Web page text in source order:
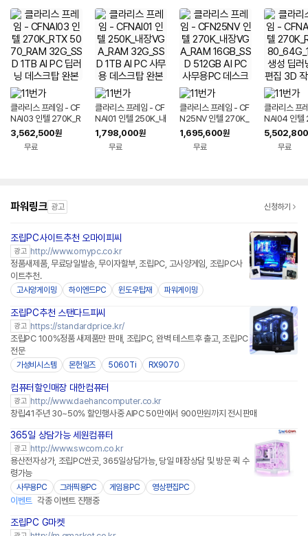
클라리스 프레임 - CF
NAI03 인텔 270K_R
TX 5070_RAM 32
G_SSD 1TB AI PC
딥러닝 데스크탑 완본
3,562,500원
무료
클라리스 프레임 - CF
NAI01 인텔 250K_내
장VGA_RAM 32G_
SSD 1TB AI PC 사무
용 데스크탑 완본체 조
1,798,000원
무료
클라리스 프레임 - CF
N25NV 인텔 270K_
내장VGA_RAM 16G
B_SSD 512GB AI P
C 사무용PC 데스크탑
1,695,600원
무료
클라리스 프
NAI04 인텔
AI 생성 딥러
집 3D 작업
5,502,800
무료
파워링크 광고 신청하기
조립PC사이트추천 오마이피씨
광고 http://www.omypc.co.kr
정품새제품, 무료당일발송, 무이자할부, 조립PC, 고사양게임, 조립PC사
이트추천.
고사양게이밍 하이엔드PC 윈도우탑재 파워게이밍
조립PC추천 스탠다드피씨
광고 https://standardprice.kr/
조립PC 100%정품 새제품만 판매, 조립PC, 완벽 테스트후 출고, 조립PC
전문
가성비시스템 몬헌일즈 5060Ti RX9070
컴퓨터할인매장 대한컴퓨터
광고 http://www.daehancomputer.co.kr
창립41주년 30~50% 할인행사중 AIPC 50만에서 900만원까지 전시판매
365일 상담가능 세원컴퓨터
광고 http://www.swcom.co.kr
용산전자상가, 조립PC싼곳, 365일상담가능, 당일 매장상담 및 방문 퀵 수
령가능
사무용PC 그래픽용PC 게임용PC 영상편집PC
이벤트 각종 이벤트 진행중
조립PC G마켓